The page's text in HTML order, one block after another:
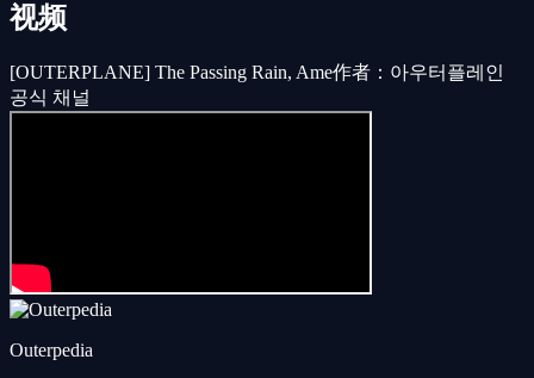
视频
[OUTERPLANE] The Passing Rain, Ame作者：아우터플레인
공식 채널
Outerpedia